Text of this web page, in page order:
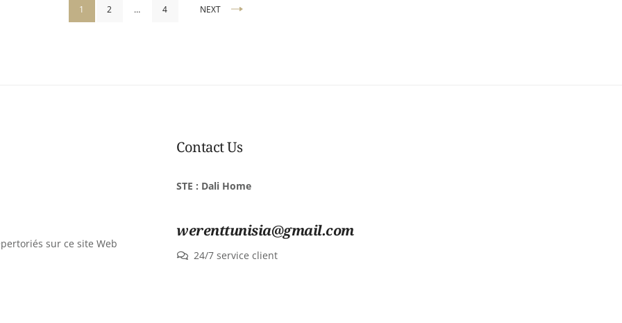
1 2 … 4 NEXT
sur ce site Web
Contact Us
STE : Dali Home
werenttunisia@gmail.com
24/7 service client